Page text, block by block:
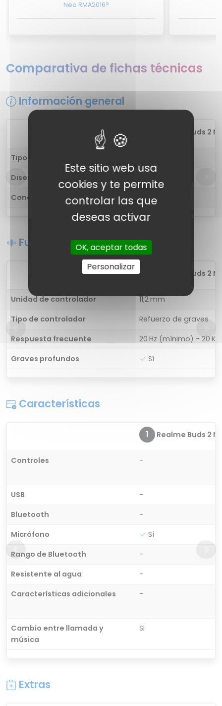
Neo RMA2016?
Comparativa de fichas técnicas
Información general
Realme Buds 2
Tipo de auricular
Diseño
Conectividad
cableado
Funciones de sonido
Realme Buds 2
Unidad de controlador
11,2 mm
Tipo de controlador
Refuerzo de graves
Respuesta frecuente
20 Hz (mínimo) - 20
Graves profundos
Sí
Características
1 Realme Buds 2
Controles -
USB
-
Bluetooth
-
Micrófono
Sí
Rango de Bluetooth
-
Resistente al agua
-
Características adicionales
-
Cambio entre llamada y
música
Si
Extras
Este sitio web usa
cookies y te permite
controlar las que
deseas activar
OK, aceptar todas
Personalizar